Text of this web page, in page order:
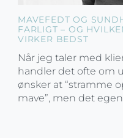
MAVEFEDT OG
FARLIGT – OG
VIRKER BEDST
Når jeg taler med
handler det ofte om
ønsker at “stramme
mave”, men det